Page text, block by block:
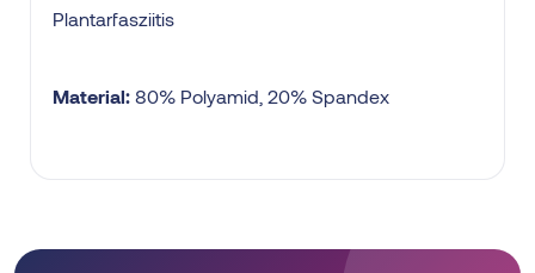
Plantarfasziitis
Material: 80% Polyamid, 20% Spandex